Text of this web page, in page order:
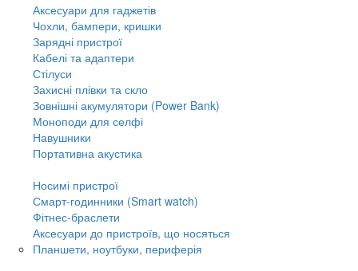
Аксесуари для гаджетів
Чохли, бампери, кришки
Зарядні пристрої
Кабелі та адаптери
Стілуси
Захисні плівки та скло
Зовнішні акумулятори (Power Bank)
Моноподи для селфі
Навушники
Портативна акустика
Носимі пристрої
Смарт-годинники (Smart watch)
Фітнес-браслети
Аксесуари до пристроїв, що носяться
Планшети, ноутбуки, периферія